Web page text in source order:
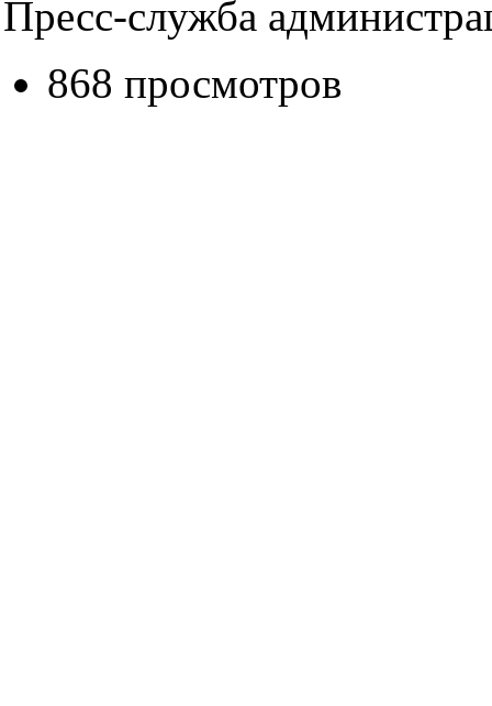
Пресс-служба
868 просмотров